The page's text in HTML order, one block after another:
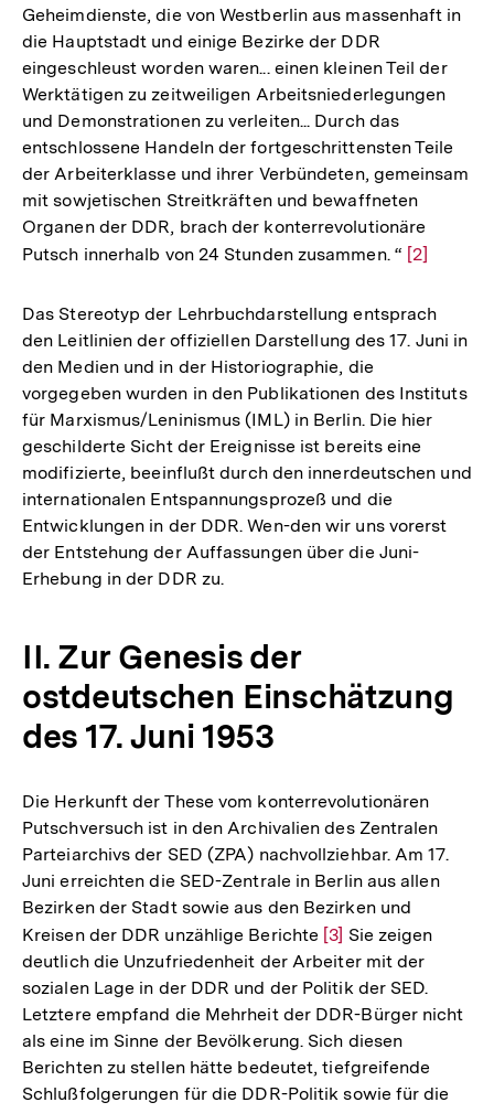
Geheimdienste, die von Westberlin aus massenhaft in
die Hauptstadt und einige Bezirke der DDR
eingeschleust worden waren... einen kleinen Teil der
Werktätigen zu zeitweiligen Arbeitsniederlegungen
und Demonstrationen zu verleiten... Durch das
entschlossene Handeln der fortgeschrittensten Teile
der Arbeiterklasse und ihrer Verbündeten, gemeinsam
mit sowjetischen Streitkräften und bewaffneten
Organen der DDR, brach der konterrevolutionäre
Putsch innerhalb von 24 Stunden zusammen. “ Zur
der
Fußnote
[2]
Das Stereotyp der Lehrbuchdarstellung entsprach
den Leitlinien der offiziellen Darstellung des 17. Juni in
den Medien und in der Historiographie, die
vorgegeben wurden in den Publikationen des Instituts
für Marxismus/Leninismus (IML) in Berlin. Die hier
geschilderte Sicht der Ereignisse ist bereits eine
modifizierte, beeinflußt durch den innerdeutschen und
internationalen Entspannungsprozeß und die
Entwicklungen in der DDR. Wen-den wir uns vorerst
der Entstehung der Auffassungen über die Juni-
Erhebung in der DDR zu.
II. Zur Genesis der
ostdeutschen Einschätzung
des 17. Juni 1953
Die Herkunft der These vom konterrevolutionären
Putschversuch ist in den Archivalien des Zentralen
Parteiarchivs der SED (ZPA) nachvollziehbar. Am 17.
Juni erreichten die SED-Zentrale in Berlin aus allen
Bezirken der Stadt sowie aus den Bezirken und
Kreisen der DDR unzählige Berichte Zur
Auflösung
der
Fußnote
[3] Sie zeigen
deutlich die Unzufriedenheit der Arbeiter mit der
sozialen Lage in der DDR und der Politik der SED.
Letztere empfand die Mehrheit der DDR-Bürger nicht
als eine im Sinne der Bevölkerung. Sich diesen
Berichten zu stellen hätte bedeutet, tiefgreifende
Schlußfolgerungen für die DDR-Politik sowie für die